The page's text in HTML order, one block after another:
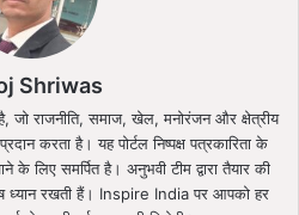
Shriwas
जो राजनीति, समाज, खेल, मनोरंजन और क्षेत्रीय
करता है। यह पोर्टल निष्पक्ष पत्रकारिता के
के लिए समर्पित है। अनुभवी टीम द्वारा तैयार की
ध्यान रखती हैं। Inspire India पर आपको हर